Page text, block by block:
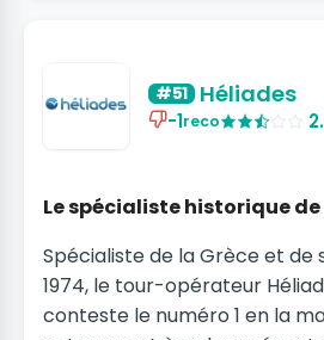
#51 Héliades
-1reco
Le spécialiste historique de
Spécialiste de la Grèce et de
1974, le tour-opérateur
conteste le numéro 1 en la